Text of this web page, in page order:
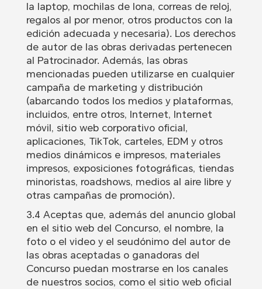
la laptop, mochilas de lona, correas de reloj,
regalos al por menor, otros productos con la
edición adecuada y necesaria). Los derechos
de autor de las obras derivadas pertenecen
al Patrocinador. Además, las obras
mencionadas pueden utilizarse en cualquier
campaña de marketing y distribución
(abarcando todos los medios y plataformas,
incluidos, entre otros, Internet, Internet
móvil, sitio web corporativo oficial,
aplicaciones, TikTok, carteles, EDM y otros
medios dinámicos e impresos, materiales
impresos, exposiciones fotográficas, tiendas
minoristas, roadshows, medios al aire libre y
otras campañas de promoción).
3.4 Aceptas que, además del anuncio global
en el sitio web del Concurso, el nombre, la
foto o el video y el seudónimo del autor de
las obras aceptadas o ganadoras del
Concurso puedan mostrarse en los canales
de nuestros socios, como el sitio web oficial